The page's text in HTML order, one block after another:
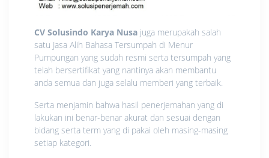
CV Solusindo Karya Nusa juga merupakah salah
satu Jasa Alih Bahasa Tersumpah di Menur
Pumpungan yang sudah resmi serta tersumpah yang
telah bersertifikat yang nantinya akan membantu
anda semua dan juga selalu memberi yang terbaik.
Serta menjamin bahwa hasil penerjemahan yang di
lakukan ini benar-benar akurat dan sesuai dengan
bidang serta term yang di pakai oleh masing-masing
setiap kategori.